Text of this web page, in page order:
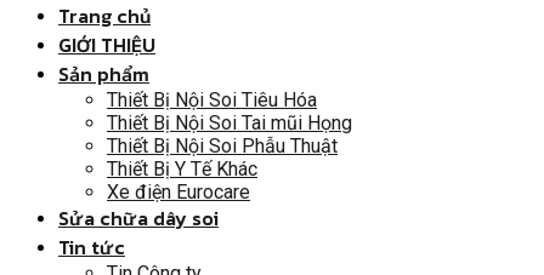
Trang chủ
GIỚI THIỆU
Sản phẩm
Thiết Bị Nội Soi Tiêu Hóa
Thiết Bị Nội Soi Tai mũi Họng
Thiết Bị Nội Soi Phẫu Thuật
Thiết Bị Y Tế Khác
Xe điện Eurocare
Sửa chữa dây soi
Tin tức